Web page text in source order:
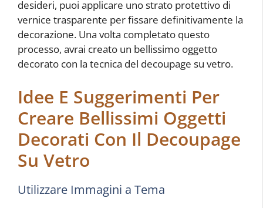
desideri, puoi applicare uno strato protettivo di
vernice trasparente per fissare definitivamente la
decorazione. Una volta completato questo
processo, avrai creato un bellissimo oggetto
decorato con la tecnica del decoupage su vetro.
Idee E Suggerimenti Per
Creare Bellissimi Oggetti
Decorati Con Il Decoupage
Su Vetro
Utilizzare Immagini a Tema